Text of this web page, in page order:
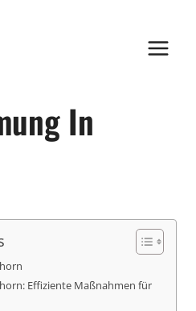
In
Effiziente Maßnahmen für